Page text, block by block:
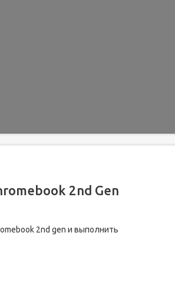
2nd Gen
2nd gen и выполнить